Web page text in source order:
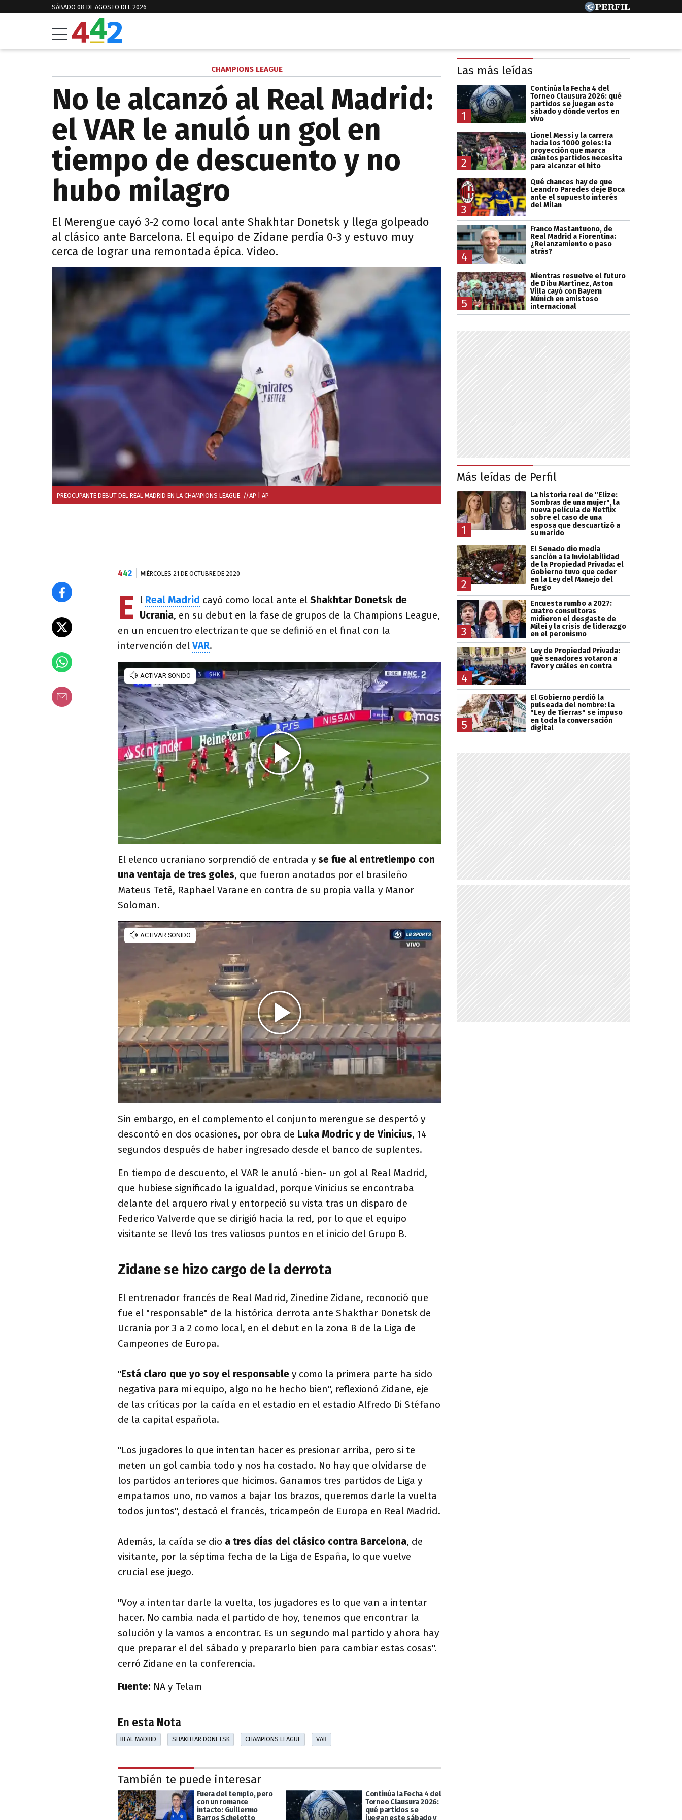
SÁBADO 08 DE AGOSTO DEL 2026
CHAMPIONS LEAGUE
No le alcanzó al Real Madrid:
el VAR le anuló un gol en
tiempo de descuento y no
hubo milagro
El Merengue cayó 3-2 como local ante Shakhtar Donetsk y llega golpeado
al clásico ante Barcelona. El equipo de Zidane perdía 0-3 y estuvo muy
cerca de lograr una remontada épica. Video.
PREOCUPANTE DEBUT DEL REAL MADRID EN LA CHAMPIONS LEAGUE. //AP | AP
442 MIÉRCOLES 21 DE OCTUBRE DE 2020
E l Real Madrid cayó como local ante el Shakhtar Donetsk ​de
Ucrania, en su debut en la fase de grupos de la Champions League,
en un encuentro electrizante que se definió en el final con la
intervención del VAR.
El elenco ucraniano sorprendió de entrada y se fue al entretiempo con
una ventaja de tres goles, que fueron anotados por el brasileño
Mateus Tetê, Raphael Varane en contra de su propia valla y Manor
Soloman.
Sin embargo, en el complemento el conjunto merengue se despertó y
descontó en dos ocasiones, por obra de Luka Modric y de Vinicius, 14
segundos después de haber ingresado desde el banco de suplentes.
En tiempo de descuento, el VAR le anuló -bien- un gol al Real Madrid,
que hubiese significado la igualdad, porque Vinicius se encontraba
delante del arquero rival y entorpeció su vista tras un disparo de
Federico Valverde que se dirigió hacia la red, por lo que el equipo
visitante se llevó los tres valiosos puntos en el inicio del Grupo B.
Zidane se hizo cargo de la derrota
El entrenador francés de Real Madrid, Zinedine Zidane, reconoció que
fue el "responsable" de la histórica derrota ante Shakthar Donetsk de
Ucrania por 3 a 2 como local, en el debut en la zona B de la Liga de
Campeones de Europa.
"Está claro que yo soy el responsable y como la primera parte ha sido
negativa para mi equipo, algo no he hecho bien", reflexionó Zidane, eje
de las críticas por la caída en el estadio en el estadio Alfredo Di Stéfano
de la capital española.
"Los jugadores lo que intentan hacer es presionar arriba, pero si te
meten un gol cambia todo y nos ha costado. No hay que olvidarse de
los partidos anteriores que hicimos. Ganamos tres partidos de Liga y
empatamos uno, no vamos a bajar los brazos, queremos darle la vuelta
todos juntos", destacó el francés, tricampeón de Europa en Real Madrid.
Además, la caída se dio a tres días del clásico contra Barcelona, de
visitante, por la séptima fecha de la Liga de España, lo que vuelve
crucial ese juego.
"Voy a intentar darle la vuelta, los jugadores es lo que van a intentar
hacer. No cambia nada el partido de hoy, tenemos que encontrar la
solución y la vamos a encontrar. Es un segundo mal partido y ahora hay
que preparar el del sábado y prepararlo bien para cambiar estas cosas".
cerró Zidane en la conferencia.
Fuente: NA y Telam
En esta Nota
REAL MADRID SHAKHTAR DONETSK CHAMPIONS LEAGUE VAR
También te puede interesar
Fuera del templo, pero
con un romance
intacto: Guillermo
Barros Schelotto
Continúa la Fecha 4 del
Torneo Clausura 2026:
qué partidos se
juegan este sábado y
Las más leídas
1
Continúa la Fecha 4 del
Torneo Clausura 2026: qué
partidos se juegan este
sábado y dónde verlos en
vivo
2
Lionel Messi y la carrera
hacia los 1000 goles: la
proyección que marca
cuántos partidos necesita
para alcanzar el hito
3
Qué chances hay de que
Leandro Paredes deje Boca
ante el supuesto interés
del Milan
4
Franco Mastantuono, de
Real Madrid a Fiorentina:
¿Relanzamiento o paso
atrás?
5
Mientras resuelve el futuro
de Dibu Martínez, Aston
Villa cayó con Bayern
Múnich en amistoso
internacional
Más leídas de Perfil
1
La historia real de "Elize:
Sombras de una mujer", la
nueva película de Netflix
sobre el caso de una
esposa que descuartizó a
su marido
2
El Senado dio media
sanción a la Inviolabilidad
de la Propiedad Privada: el
Gobierno tuvo que ceder
en la Ley del Manejo del
Fuego
3
Encuesta rumbo a 2027:
cuatro consultoras
midieron el desgaste de
Milei y la crisis de liderazgo
en el peronismo
4
Ley de Propiedad Privada:
qué senadores votaron a
favor y cuáles en contra
5
El Gobierno perdió la
pulseada del nombre: la
"Ley de Tierras" se impuso
en toda la conversación
digital